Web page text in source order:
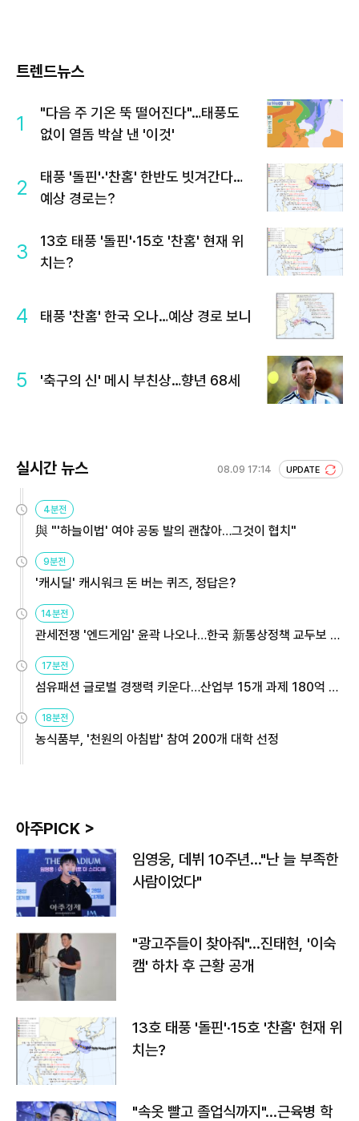
트렌드뉴스
1
"다음 주 기온 뚝 떨어진다"…태풍도
없이 열돔 박살 낸 '이것'
2
태풍 '돌핀'·'찬홈' 한반도 빗겨간다…
예상 경로는?
3
13호 태풍 '돌핀'·15호 '찬홈' 현재 위
치는?
4 태풍 '찬홈' 한국 오나…예상 경로 보니
5 '축구의 신' 메시 부친상…향년 68세
실시간 뉴스 08.09 17:14 UPDATE
4분전
與 "'하늘이법' 여야 공동 발의 괜찮아…그것이 협치"
9분전
'캐시딜' 캐시워크 돈 버는 퀴즈, 정답은?
14분전
관세전쟁 '엔드게임' 윤곽 나오나…한국 新통상정책 교두보 활
용해야
17분전
섬유패션 글로벌 경쟁력 키운다…산업부 15개 과제 180억 지
원
18분전
농식품부, '천원의 아침밥' 참여 200개 대학 선정
아주PICK >
임영웅, 데뷔 10주년…"난 늘 부족한
사람이었다"
"광고주들이 찾아줘"…진태현, '이숙
캠' 하차 후 근황 공개
13호 태풍 '돌핀'·15호 '찬홈' 현재 위
치는?
"속옷 빨고 졸업식까지"…근육병 학